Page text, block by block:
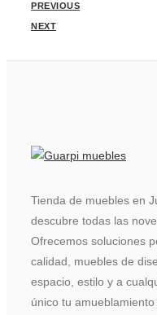
PREVIOUS
NEXT
Tienda de muebles en
descubre todas las
Ofrecemos soluciones
calidad, muebles de
espacio, estilo y a
único tu